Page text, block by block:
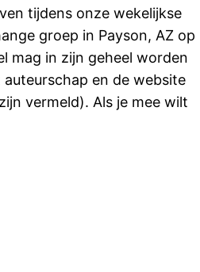
tijdens onze wekelijkse
groep in Payson, AZ op
mag in zijn geheel worden
en de website
vermeld). Als je mee wilt